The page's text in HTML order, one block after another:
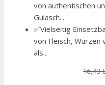
von authentischen
Gulasch...
✅Vielseitig
von Fleisch, Würzen
als...
16,43